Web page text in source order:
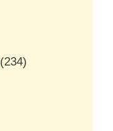
(234)